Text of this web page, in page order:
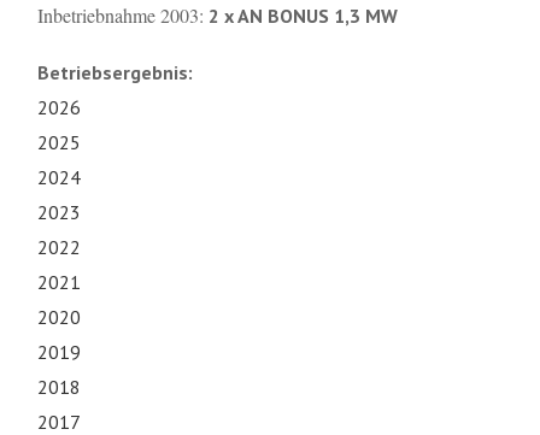
Inbetriebnahme 2003: 2 x AN BONUS 1,3 MW
Betriebsergebnis:
2026
2025
2024
2023
2022
2021
2020
2019
2018
2017